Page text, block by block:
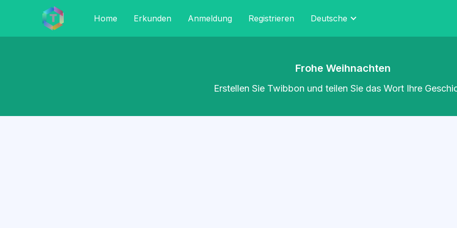
Home Erkunden Anmeldung Registrieren Deutsche
Frohe Weihnachten
Erstellen Sie Twibbon und teilen Sie das Wort Ihre